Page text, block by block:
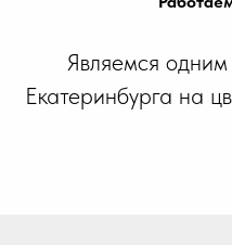
Являемся
Екатеринбурга на